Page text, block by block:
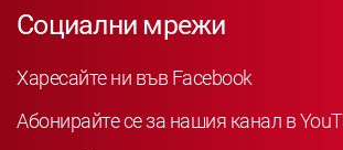
Социални мрежи
Харесайте ни във Facebook
Абонирайте се за нашия канал в